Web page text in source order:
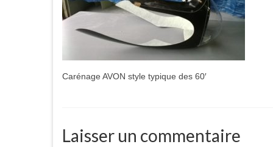
Carénage AVON style typique des 60′
Laisser un commentaire